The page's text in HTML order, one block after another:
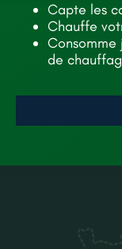
LÉGALES
MENTIONS
POLITIQUE DE
Capte les
Chauffe
Consomme
de